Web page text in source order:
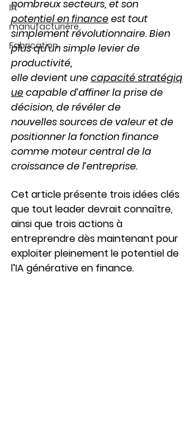
IA
manufacturière
Fabrication
nombreux secteurs, et son
potentiel en finance est tout
simplement révolutionnaire. Bien
plus qu’un simple levier de
productivité,
elle devient une capacité stratégiq
ue capable d’affiner la prise de
décision, de révéler de
nouvelles sources de valeur et de
positionner la fonction finance
comme moteur central de la
croissance de l’entreprise.
Cet article présente trois idées clés
que tout leader devrait connaître,
ainsi que trois actions à
entreprendre dès maintenant pour
exploiter pleinement le potentiel de
l’IA générative en finance.